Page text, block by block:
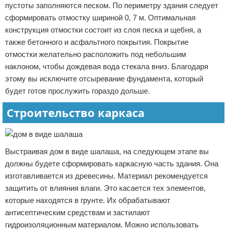
пустоты заполняются песком. По периметру здания следует
сформировать отмостку шириной 0, 7 м. Оптимальная
конструкция отмостки состоит из слоя песка и щебня, а
также бетонного и асфальтного покрытия. Покрытие
отмостки желательно расположить под небольшим
наклоном, чтобы дождевая вода стекала вниз. Благодаря
этому вы исключите отсыревание фундамента, который
будет готов прослужить гораздо дольше.
Строительство каркаса
Выстраивая дом в виде шалаша, на следующем этапе вы
должны будете сформировать каркасную часть здания. Она
изготавливается из древесины. Материал рекомендуется
защитить от влияния влаги. Это касается тех элементов,
которые находятся в грунте. Их обрабатывают
антисептическим средствам и застилают
гидроизоляционным материалом. Можно использовать